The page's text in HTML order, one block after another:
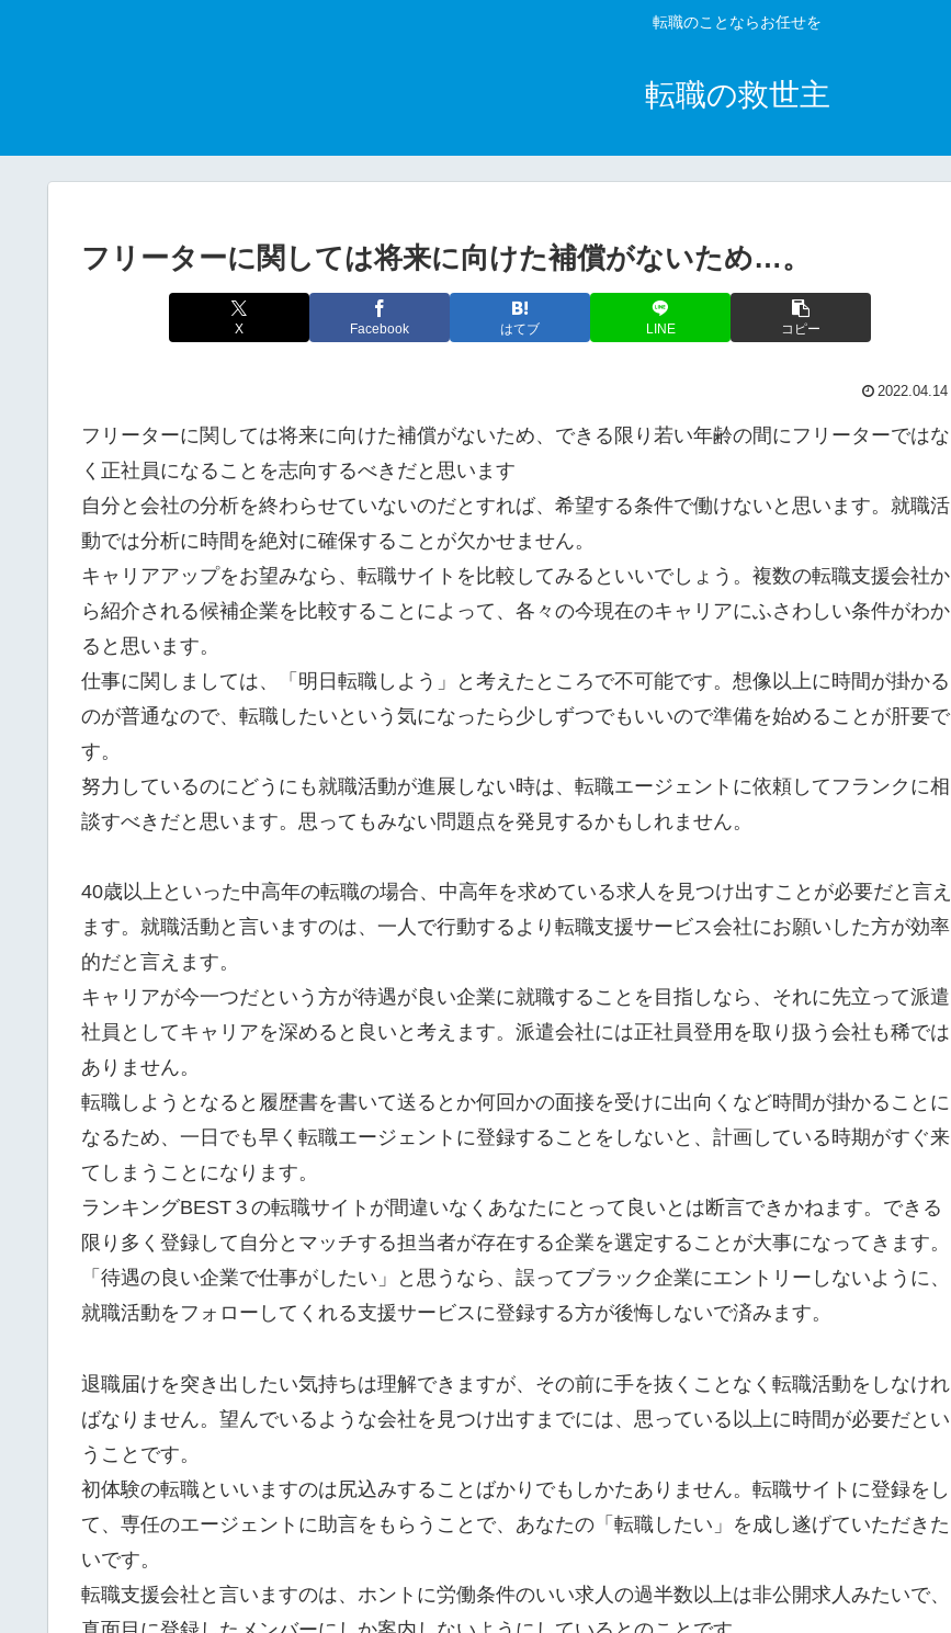
転職のことならお任せを
転職の救世主
フリーターに関しては将来に向けた補償がないため…。
X Facebook はてブ LINE コピー
2022.04.14
フリーターに関しては将来に向けた補償がないため、できる限り若い年齢の間にフリーターではな
く正社員になることを志向するべきだと思います
自分と会社の分析を終わらせていないのだとすれば、希望する条件で働けないと思います。就職活
動では分析に時間を絶対に確保することが欠かせません。
キャリアアップをお望みなら、転職サイトを比較してみるといいでしょう。複数の転職支援会社か
ら紹介される候補企業を比較することによって、各々の今現在のキャリアにふさわしい条件がわか
ると思います。
仕事に関しましては、「明日転職しよう」と考えたところで不可能です。想像以上に時間が掛かる
のが普通なので、転職したいという気になったら少しずつでもいいので準備を始めることが肝要で
す。
努力しているのにどうにも就職活動が進展しない時は、転職エージェントに依頼してフランクに相
談すべきだと思います。思ってもみない問題点を発見するかもしれません。
40歳以上といった中高年の転職の場合、中高年を求めている求人を見つけ出すことが必要だと言え
ます。就職活動と言いますのは、一人で行動するより転職支援サービス会社にお願いした方が効率
的だと言えます。
キャリアが今一つだという方が待遇が良い企業に就職することを目指しなら、それに先立って派遣
社員としてキャリアを深めると良いと考えます。派遣会社には正社員登用を取り扱う会社も稀では
ありません。
転職しようとなると履歴書を書いて送るとか何回かの面接を受けに出向くなど時間が掛かることに
なるため、一日でも早く転職エージェントに登録することをしないと、計画している時期がすぐ来
てしまうことになります。
ランキングBEST３の転職サイトが間違いなくあなたにとって良いとは断言できかねます。できる
限り多く登録して自分とマッチする担当者が存在する企業を選定することが大事になってきます。
「待遇の良い企業で仕事がしたい」と思うなら、誤ってブラック企業にエントリーしないように、
就職活動をフォローしてくれる支援サービスに登録する方が後悔しないで済みます。
退職届けを突き出したい気持ちは理解できますが、その前に手を抜くことなく転職活動をしなけれ
ばなりません。望んでいるような会社を見つけ出すまでには、思っている以上に時間が必要だとい
うことです。
初体験の転職といいますのは尻込みすることばかりでもしかたありません。転職サイトに登録をし
て、専任のエージェントに助言をもらうことで、あなたの「転職したい」を成し遂げていただきた
いです。
転職支援会社と言いますのは、ホントに労働条件のいい求人の過半数以上は非公開求人みたいで、